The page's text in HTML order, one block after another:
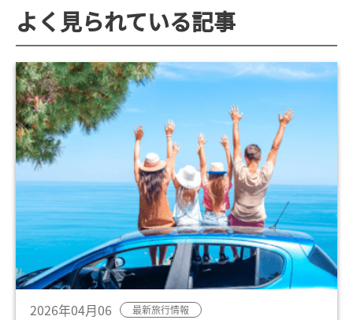
よく見られている記事
2026年04月06 最新旅行情報